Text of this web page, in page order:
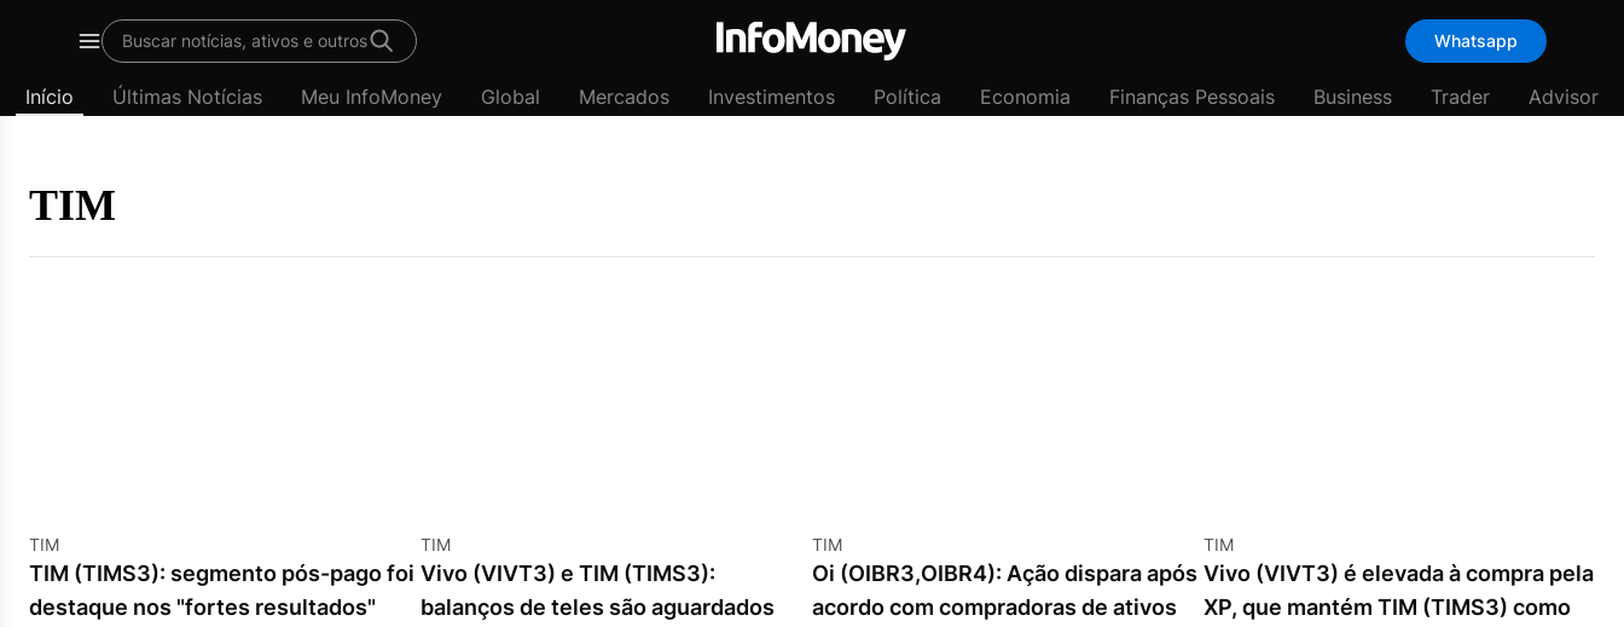
Últimas
InfoMoney
Menu
Buscar notícias, ativos e outros Whatsapp
Início Últimas Notícias Meu InfoMoney Global Mercados Investimentos Política Economia Finanças Pessoais Business Trader Advisor
TIM
TIM
TIM (TIMS3): segmento pós-pago foi
destaque nos "fortes resultados"
TIM
Vivo (VIVT3) e TIM (TIMS3):
balanços de teles são aguardados
TIM
Oi (OIBR3,OIBR4): Ação dispara após
acordo com compradoras de ativos
TIM
Vivo (VIVT3) é elevada à compra pela
XP, que mantém TIM (TIMS3) como